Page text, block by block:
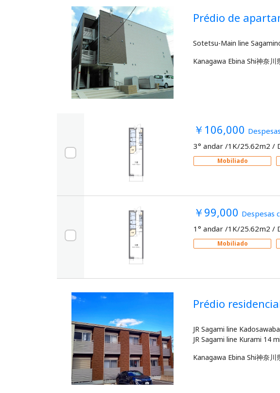
Prédio de
Kanagawa Ebina Shi神奈川
￥106,000
3° andar /1K/25.62m2 /
Mobiliado
￥99,000 Despesas
1° andar /1K/25.62m2 /
Mobiliado
Prédio
JR Sagami line
Kanagawa Ebina Shi神奈川